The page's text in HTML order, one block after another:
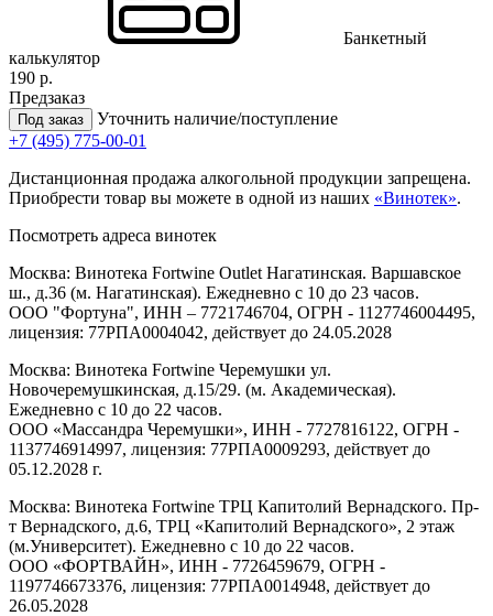
Банкетный
калькулятор
190 р.
Предзаказ
Под заказ
Уточнить наличие/поступление
+7 (495) 775-00-01
Дистанционная продажа алкогольной продукции запрещена.
Приобрести товар вы можете в одной из наших «Винотек».
Посмотреть адреса винотек
Москва: Винотека Fortwine Outlet Нагатинская. Варшавское
ш., д.36 (м. Нагатинская). Ежедневно с 10 до 23 часов.
ООО "Фортуна", ИНН – 7721746704, ОГРН - 1127746004495,
лицензия: 77РПА0004042, действует до 24.05.2028
Москва: Винотека Fortwine Черемушки ул.
Новочеремушкинская, д.15/29. (м. Академическая).
Ежедневно с 10 до 22 часов.
ООО «Массандра Черемушки», ИНН - 7727816122, ОГРН -
1137746914997, лицензия: 77РПА0009293, действует до
05.12.2028 г.
Москва: Винотека Fortwine ТРЦ Капитолий Вернадского. Пр-
т Вернадского, д.6, ТРЦ «Капитолий Вернадского», 2 этаж
(м.Университет). Ежедневно с 10 до 22 часов.
ООО «ФОРТВАЙН», ИНН - 7726459679, ОГРН -
1197746673376, лицензия: 77РПА0014948, действует до
26.05.2028